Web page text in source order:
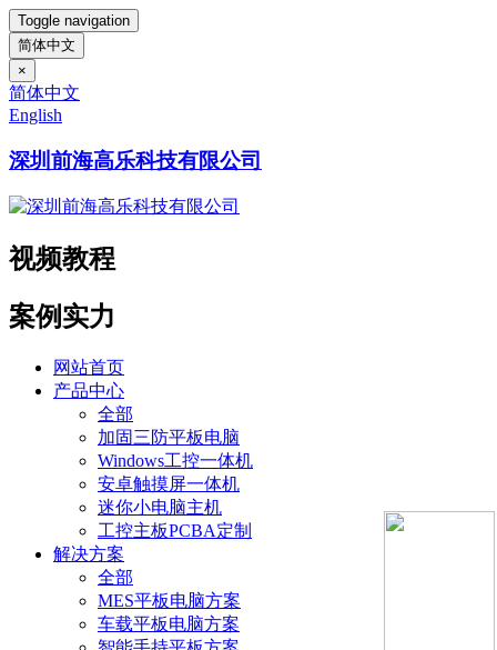
Toggle navigation
简体中文
×
简体中文
English
深圳前海高乐科技有限公司
视频教程
案例实力
网站首页
产品中心
全部
加固三防平板电脑
Windows工控一体机
安卓触摸屏一体机
迷你小电脑主机
工控主板PCBA定制
解决方案
全部
MES平板电脑方案
车载平板电脑方案